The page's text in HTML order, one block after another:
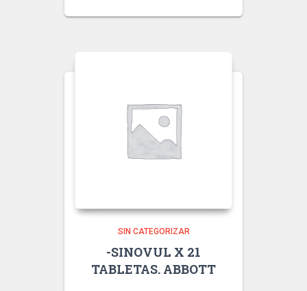
SIN CATEGORIZAR
-SINOVUL X 21
TABLETAS. ABBOTT